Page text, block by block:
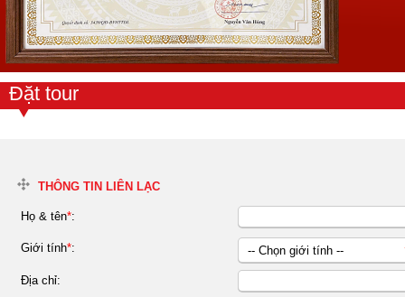
Đặt tour
THÔNG TIN LIÊN LẠC
Họ & tên*:
Giới tính*:
-- Chọn giới tính --
Địa chỉ: